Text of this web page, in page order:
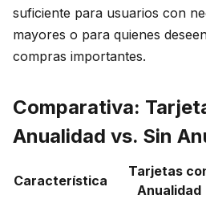
suficiente para usuarios con
mayores o para quienes
compras importantes.
Comparativa:
Anualidad vs. Sin
Característica
Tarjetas
Anualidad